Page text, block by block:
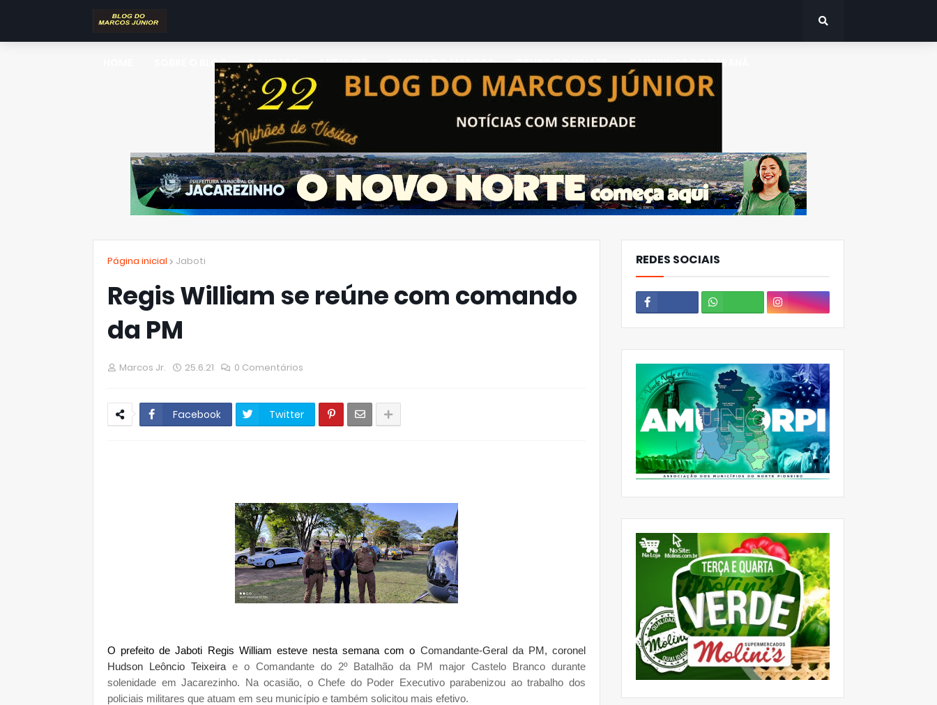
SOBRE O BLOG CONTATO MIDIA KIT COLUNA DO MARCOS GRUPO DO WHATS CANTINHOS DO PARANÁ
Página inicial Jaboti
Regis William se reúne com comando
da PM
Marcos Jr. 25.6.21 0 Comentários
Facebook Twitter
O prefeito de Jaboti Regis William esteve nesta semana com o Comandante-Geral da PM, coronel
Hudson Leôncio Teixeira e o Comandante do 2º Batalhão da PM major Castelo Branco durante
solenidade em Jacarezinho. Na ocasião, o Chefe do Poder Executivo parabenizou ao trabalho dos
policiais militares que atuam em seu município e também solicitou mais efetivo.
REDES SOCIAIS